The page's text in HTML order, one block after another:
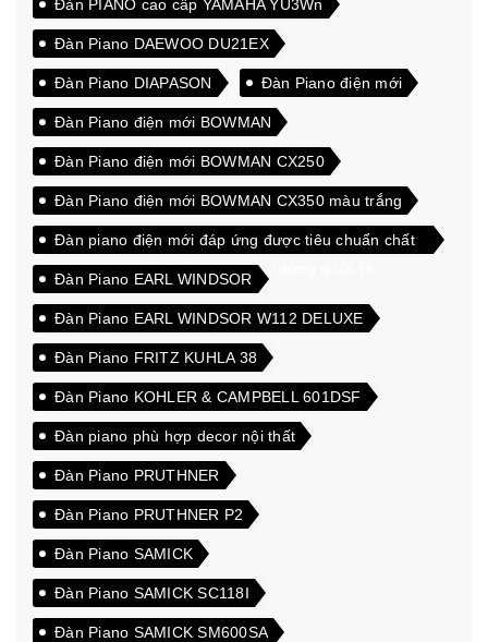
Đàn PIANO cao cấp YAMAHA YU3Wn
Đàn Piano DAEWOO DU21EX
Đàn Piano DIAPASON Đàn Piano điện mới
Đàn Piano điện mới BOWMAN
Đàn Piano điện mới BOWMAN CX250
Đàn Piano điện mới BOWMAN CX350 màu trắng
Đàn piano điện mới đáp ứng được tiêu chuẩn chất
lượng cao xuất khẩu sang thị trường quốc tế
Đàn Piano EARL WINDSOR
Đàn Piano EARL WINDSOR W112 DELUXE
Đàn Piano FRITZ KUHLA 38
Đàn Piano KOHLER & CAMPBELL 601DSF
Đàn piano phù hợp decor nội thất
Đàn Piano PRUTHNER
Đàn Piano PRUTHNER P2
Đàn Piano SAMICK
Đàn Piano SAMICK SC118I
Đàn Piano SAMICK SM600SA